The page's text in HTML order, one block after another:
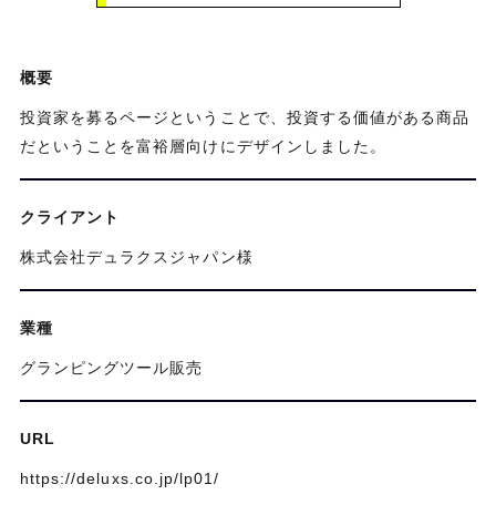
概要
投資家を募るページということで、投資する価値がある商品
だということを富裕層向けにデザインしました。
クライアント
株式会社デュラクスジャパン様
業種
グランピングツール販売
URL
https://deluxs.co.jp/lp01/